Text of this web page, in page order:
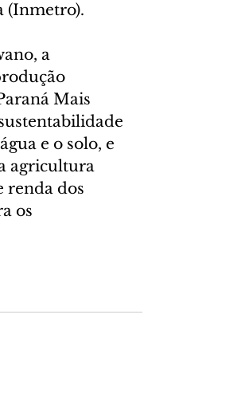
(Inmetro).
a
Mais
e o solo, e
agricultura
renda dos
os